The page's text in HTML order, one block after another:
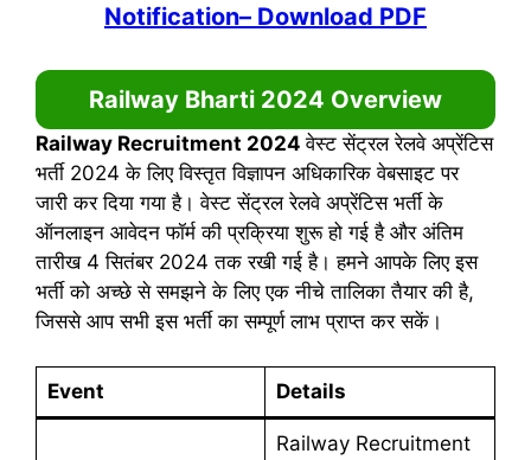
Notification– Download PDF
Railway Bharti 2024 Overview
Railway Recruitment 2024 वेस्ट सेंट्रल रेलवे अप्रेंटिस
भर्ती 2024 के लिए विस्तृत विज्ञापन अधिकारिक वेबसाइट पर
जारी कर दिया गया है। वेस्ट सेंट्रल रेलवे अप्रेंटिस भर्ती के
ऑनलाइन आवेदन फॉर्म की प्रक्रिया शुरू हो गई है और अंतिम
तारीख 4 सितंबर 2024 तक रखी गई है। हमने आपके लिए इस
भर्ती को अच्छे से समझने के लिए एक नीचे तालिका तैयार की है,
जिससे आप सभी इस भर्ती का सम्पूर्ण लाभ प्राप्त कर सकें।
Event Details
Railway Recruitment